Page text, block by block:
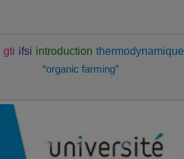
gti ifsi introduction thermodynamique
“organic farming”